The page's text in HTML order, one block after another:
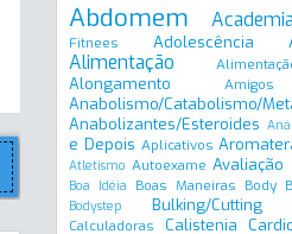
Abdomem Academia
Fitnees
Adolescência
Alimentação
Alongamento
Anabolismo/Catabolismo/
Anabolizantes/Esteroides
e Depois Aplicativos
Atletismo Autoexame Avaliação
Boa Idéia Boas Maneiras Body
Bodystep Bulking/Cutting
Calculadoras
Calistenia